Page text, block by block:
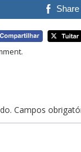
.
Campos